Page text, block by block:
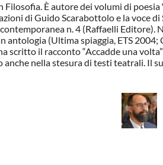
Filosofia. È autore dei volumi di
di Guido Scarabottolo e la voce
n. 4 (Raffaelli
(Ultima spiaggia, ETS
scritto il racconto “Accadde una
nella stesura di testi teatrali. Il